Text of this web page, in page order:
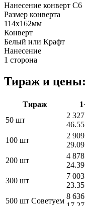
Нанесение конверт С6
Размер конверта
114х162мм
Конверт
Белый или Крафт
Нанесение
1 сторона
Тираж и
Тираж
50 шт
2
100 шт
2
200 шт
4
300 шт
7
500 шт Советуем
8